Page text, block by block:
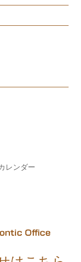
レンダー